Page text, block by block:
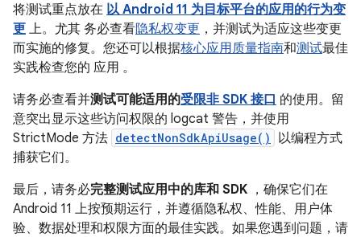
将测试重点放在 以 Android 11 为目标平台的应用的行为变
更 上。尤其 务必查看隐私权变更 ，并测试为适应这些变更
而实施的修复。您还可以根据核心应用质量指南和测试最佳
实践检查您的 应用 。
请务必查看并测试可能适用的受限非 SDK 接口 的使用。留
意突出显示这些访问权限的 logcat 警告，并使用
StrictMode 方法 detectNonSdkApiUsage()
以编程方式
捕获它们。
最后，请务必完整测试应用中的库和 SDK ，确保它们在
Android 11 上按预期运行，并遵循隐私权、性能、用户体
验、数据处理和权限方面的最佳实践。如果您遇到问题，请